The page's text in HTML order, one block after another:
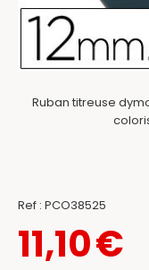
Ruban titreuse
Ref : PCO38525
11,10€